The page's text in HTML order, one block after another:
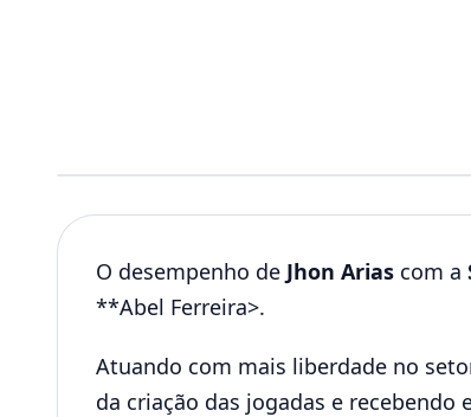
O desempenho de Jhon Arias com a
**Abel Ferreira>.
Atuando com mais liberdade no
da criação das jogadas e